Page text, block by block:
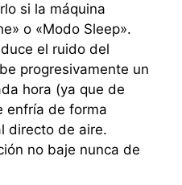
si la máquina
o «Modo Sleep».
el ruido del
progresivamente un
hora (ya que de
enfría de forma
directo de aire.
no baje nunca de